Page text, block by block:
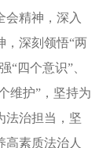
会精神，深入
，深刻领悟“两
“四个意识”、
维护”，坚持为
法治担当，坚
高素质法治人